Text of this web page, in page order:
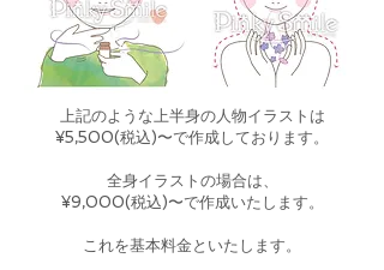
上記のような上半身の人物イラストは
¥5,500(税込)〜で作成しております。
全身イラストの場合は、
¥9,000(税込)〜で作成いたします。
これを基本料金といたします。